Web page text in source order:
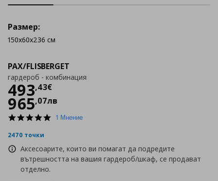
PAX/FLISBERGET
гардероб - комбинация
493,43€
Цена493,43 €
965,07лв
5.01 Мнение
2470 точки
Аксесоарите, които ви помагат да подредите
вътрешността на вашия гардероб/шкаф, се продават
отделно.
Размер:
150x60x236 см